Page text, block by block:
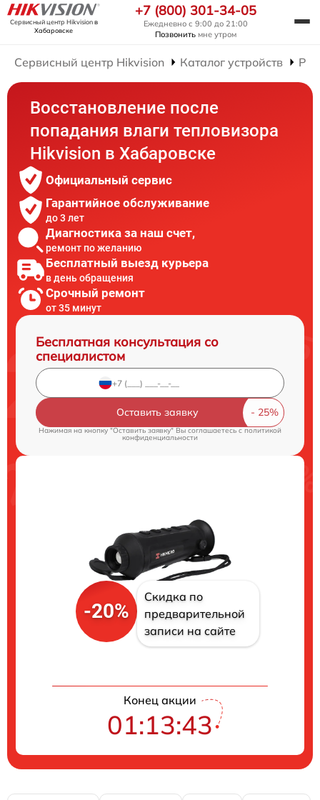
Сервисный центр Hikvisionв
Хабаровске
+7 (800) 301-34-05
Ежедневно с 9:00 до 21:00
Позвонить мне утром
Сервисный центр Hikvision Каталог устройств
Восстановление после
попадания влаги тепловизора
Hikvision в Хабаровске
Официальный сервис
Гарантийное обслуживание
до 3 лет
Диагностика за наш счет,
ремонт по желанию
Бесплатный выезд курьера
в день обращения
Срочный ремонт
от 35 минут
Бесплатная консультация со
специалистом
Оставить заявку
Нажимая на кнопку "Оставить заявку" Вы соглашаетесь cполитикой
конфиденциальности
-20%
Скидка по
предварительной
записи на сайте
Конец акции
01:13:43